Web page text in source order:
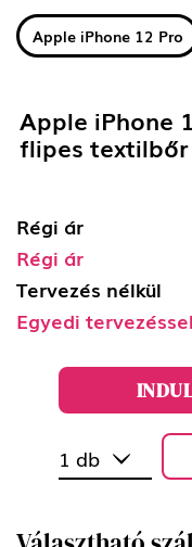
Apple iPhone 12 Pro
Apple iPhone
flipes
Régi ár
Régi ár
Tervezés nélkül
Egyedi tervezéssel
1 db